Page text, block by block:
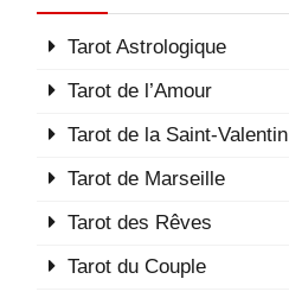
Tarot Astrologique
Tarot de l’Amour
Tarot de la Saint-Valentin
Tarot de Marseille
Tarot des Rêves
Tarot du Couple